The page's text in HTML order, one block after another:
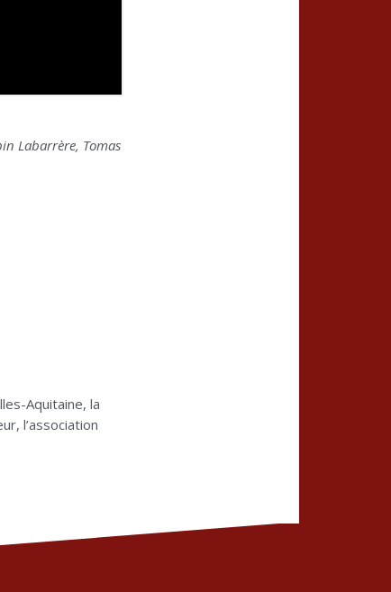
Labarrère, Tomas
Aquitaine, la
l’association